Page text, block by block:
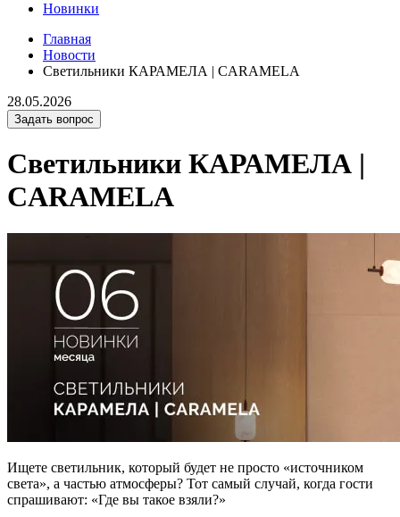
Новинки
Главная
Новости
Светильники КАРАМЕЛА | CARAMELA
28.05.2026
Задать вопрос
Светильники КАРАМЕЛА |
CARAMELA
Ищете светильник, который будет не просто «источником
света», а частью атмосферы? Тот самый случай, когда гости
спрашивают: «Где вы такое взяли?»